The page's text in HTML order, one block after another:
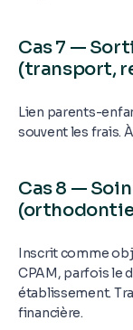
Cas 7 —
(transport,
Lien parents-
souvent les frais.
Cas 8 —
Inscrit comme
CPAM, parfois le
établissement.
financière.